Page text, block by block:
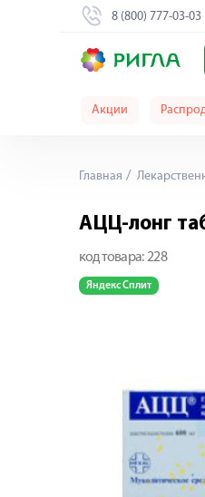
8 (800) 777-03-03
Акции
Главная
АЦЦ-лонг
код товара: 228
Яндекс Сплит